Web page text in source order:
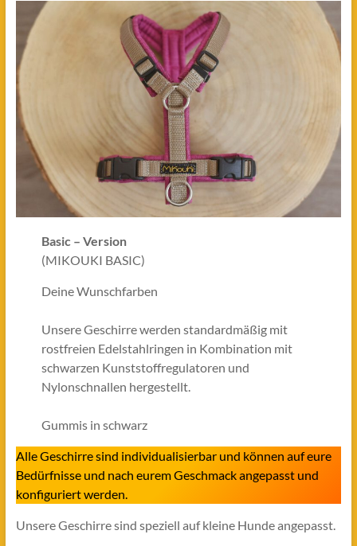
sein.
Basic – Version
(MIKOUKI BASIC)
Deine Wunschfarben
Unsere Geschirre werden standardmäßig mit
rostfreien Edelstahlringen in Kombination mit
schwarzen Kunststoffregulatoren und
Nylonschnallen hergestellt.
Gummis in schwarz
Alle Geschirre sind individualisierbar und können auf eure
Bedürfnisse und nach eurem Geschmack angepasst und
konfiguriert werden.
Unsere Geschirre sind speziell auf kleine Hunde angepasst.